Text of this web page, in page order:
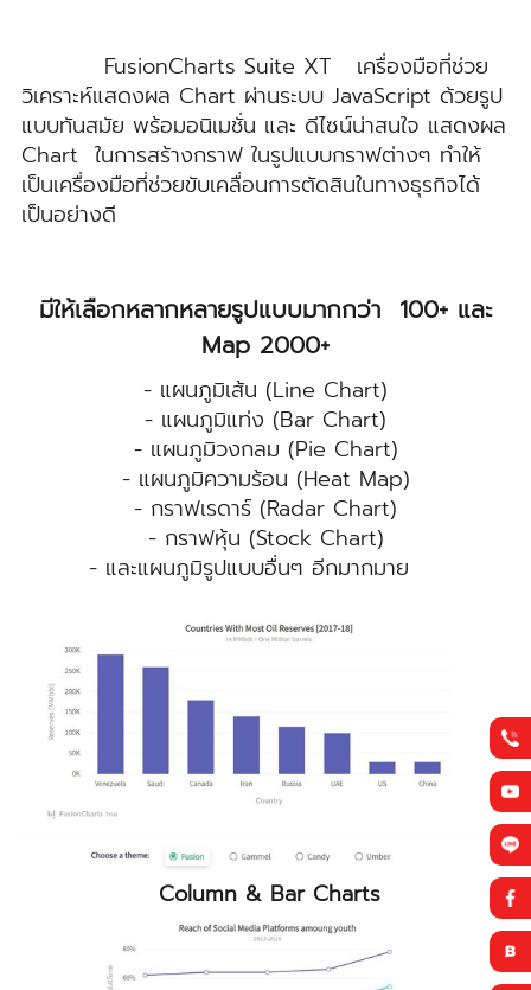
FusionCharts Suite XT เครื่องมือที่ช่วย
วิเคราะห์แสดงผล Chart ผ่านระบบ JavaScript ด้วยรูป
แบบทันสมัย พร้อมอนิเมชั่น และ ดีไซน์น่าสนใจ แสดงผล
Chart ในการสร้างกราฟ ในรูปแบบกราฟต่างๆ ทำให้
เป็นเครื่องมือที่ช่วยขับเคลื่อนการตัดสินในทางธุรกิจได้
เป็นอย่างดี
มีให้เลือกหลากหลายรูปแบบมากกว่า 100+ และ
Map 2000+
- แผนภูมิเส้น (Line Chart)
- แผนภูมิแท่ง (Bar Chart)
- แผนภูมิวงกลม (Pie Chart)
- แผนภูมิความร้อน (Heat Map)
- กราฟเรดาร์ (Radar Chart)
- กราฟหุ้น (Stock Chart)
- และแผนภูมิรูปแบบอื่นๆ อีกมากมาย
Column & Bar Charts